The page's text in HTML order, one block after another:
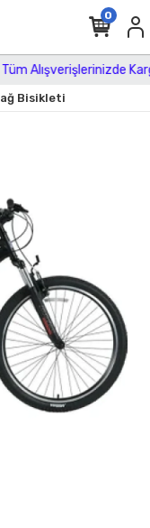
Alışverişlerinizde
0
Bisikleti